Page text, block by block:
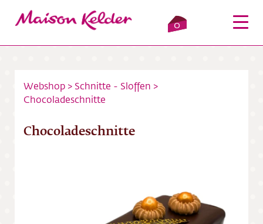
0
Webshop > Schnitte - Sloffen >
Chocoladeschnitte
Chocoladeschnitte